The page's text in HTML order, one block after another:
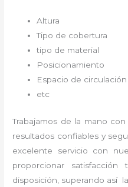
Altura
Tipo de cobertura
tipo de material
Posicionamiento
Espacio de circulación
etc
Trabajamos de la mano
resultados confiables y
excelente servicio con
proporcionar satisfacción
disposición, superando así